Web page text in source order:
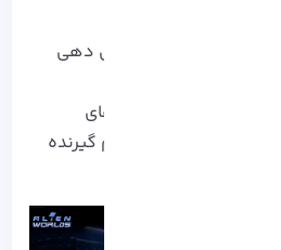
ترکیب استخراج (Mining) با رأی‌ دهی
Alien Worlds نمونه‌ای از آینده‌ بازی‌ های
که بازیکن‌ ها تصمیم‌ گیرنده
ها.